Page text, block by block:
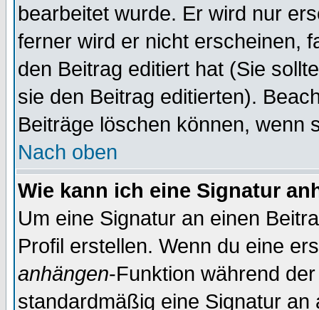
bearbeitet wurde. Er wird nur
ferner wird er nicht erscheinen,
den Beitrag editiert hat (Sie
sie den Beitrag editierten).
Beiträge löschen können, wenn
Nach oben
Wie kann ich eine Signatur
Um eine Signatur an einen
Profil erstellen. Wenn du eine
anhängen-Funktion während
standardmäßig eine Signatur